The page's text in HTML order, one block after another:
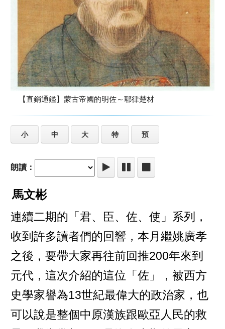
【直銷通鑑】蒙古帝國的明佐～耶律楚材
小 中 大 特 預
朗讀：
馬文彬
連續二期的「君、臣、佐、使」系列，
收到許多讀者們的回響，本月繼姚廣孝
之後，要帶大家再往前回推200年來到
元代，這次介紹的這位「佐」，被西方
史學家譽為13世紀最偉大的政治家，也
可以說是整個中原漢族跟歐亞人民的救